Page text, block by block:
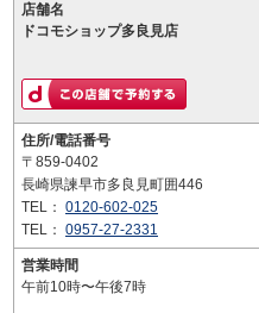
店舗名
ドコモショップ多良見店
住所/電話番号
〒859-0402
長崎県諫早市多良見町囲446
TEL： 0120-602-025
TEL： 0957-27-2331
営業時間
午前10時〜午後7時